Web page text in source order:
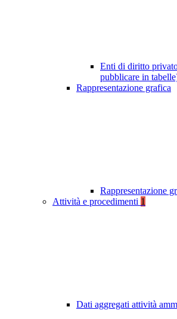
Enti di diritto
pubblicare in
Rappresentazione grafica
Rappresentazione
Attività e procedimenti 1
Dati aggregati attività